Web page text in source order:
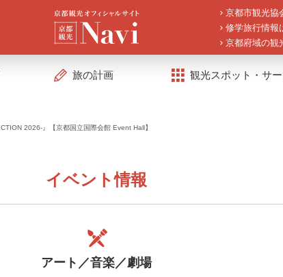
京都市観光協
修学旅行情報
京都府域の観
旅の計画 観光スポット・サ
2026-』【京都国立国際会館 Event Hall】
イベント情報
アート／音楽／劇場